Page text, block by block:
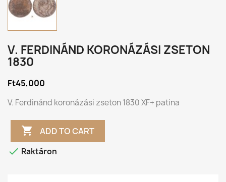
V. FERDINÁND KORONÁZÁSI ZSETON
1830
Ft45,000
V. Ferdinánd koronázási zseton 1830 XF+ patina
 ADD TO CART
 Raktáron